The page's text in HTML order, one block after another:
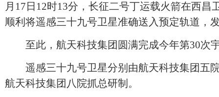
月17日12时13分，长征二号丁运载火箭在西昌
顺利将遥感三十九号卫星准确送入预定轨道，
至此，航天科技集团圆满完成今年第30次
遥感三十九号卫星分别由航天科技集团五
航天科技集团八院抓总研制。